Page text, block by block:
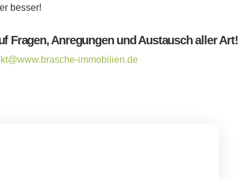
besser!
Fragen, Anregungen und Austausch aller Art!
immobilien.de